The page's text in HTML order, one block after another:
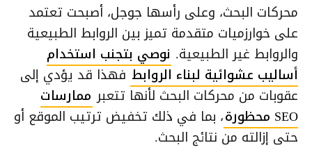
محركات البحث، وعلى رأسها جوجل، أصبحت تعتمد
على خوارزميات متقدمة تميز بين الروابط الطبيعية
والروابط غير الطبيعية. نوصي بتجنب استخدام
أساليب عشوائية لبناء الروابط فهذا قد يؤدي إلى
عقوبات من محركات البحث لأنها تتعبر ممارسات
SEO محظورة
، بما في ذلك تخفيض ترتيب الموقع أو
حتى إزالته من نتائج البحث.